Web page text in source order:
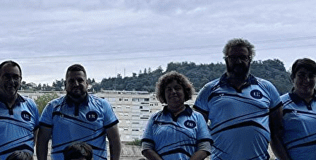
Exporter les lignes sélectionnées
Exporter toutes les colonnes
Exporter uniquement les colonnes affichées
Menu
Ajoutez un logo, un bouton, des réseaux sociaux
Cliquez pour éditer